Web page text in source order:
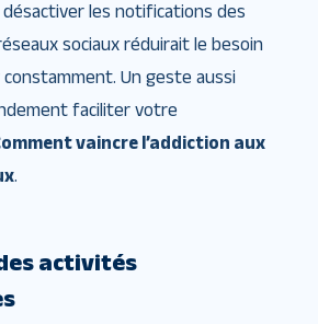
les notifications des
sociaux réduirait le besoin
Un geste aussi
faciliter votre
vaincre l’addiction aux
.
activités